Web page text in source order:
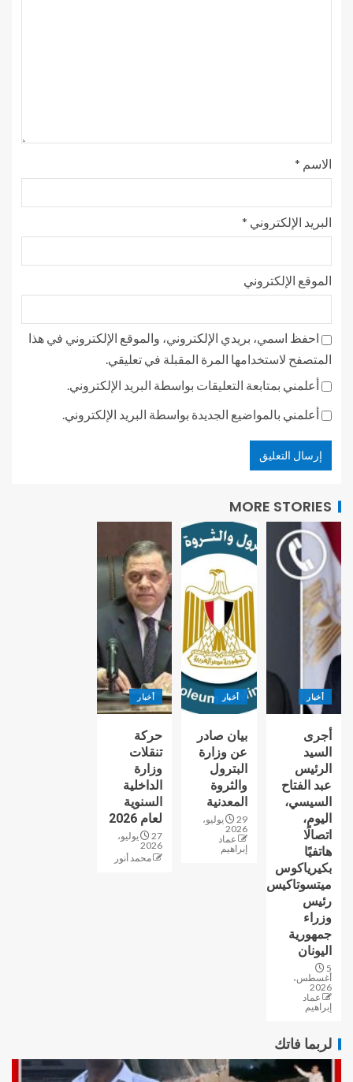
الاسم *
البريد الإلكتروني *
الموقع الإلكتروني
احفظ اسمي، بريدي الإلكتروني، والموقع الإلكتروني في هذا
المتصفح لاستخدامها المرة المقبلة في تعليقي.
أعلمني بمتابعة التعليقات بواسطة البريد الإلكتروني.
أعلمني بالمواضيع الجديدة بواسطة البريد الإلكتروني.
MORE STORIES
أخبار
أجرى
السيد
الرئيس
عبد الفتاح
السيسي،
اليوم،
اتصالًا
هاتفيًا
بكيرياكوس
ميتسوتاكيس
رئيس
وزراء
جمهورية
اليونان
5
أغسطس،
2026
عماد
إبراهيم
أخبار
بيان صادر
عن وزارة
البترول
والثروة
المعدنية
29 يوليو،
2026
عماد
إبراهيم
أخبار
حركة
تنقلات
وزارة
الداخلية
السنوية
لعام 2026
27 يوليو،
2026
محمد أنور
لربما فاتك